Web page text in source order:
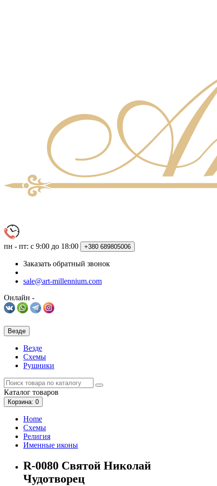
пн - пт: с 9:00 до 18:00 +380 689805006
Заказать обратный звонок
sale@art-millennium.com
Онлайн -
Везде
Везде
Схемы
Рушники
Каталог товаров
Корзина: 0
Home
Схемы
Религия
Именные иконы
R-0080 Святой Николай
Чудотворец